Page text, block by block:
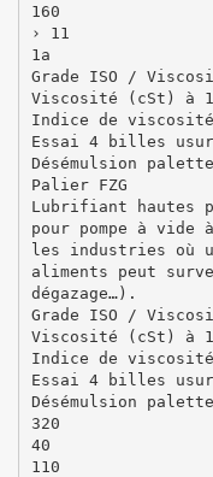
160
› 11
1a
Grade ISO /
Viscosité (cSt) à
Indice de viscosité
Essai 4 billes
Désémulsion
Palier FZG
Lubrifiant hautes
pour pompe à vide
les industries où
aliments peut
dégazage…).
Grade ISO /
Viscosité (cSt) à
Indice de viscosité
Essai 4 billes
Désémulsion
320
40
110